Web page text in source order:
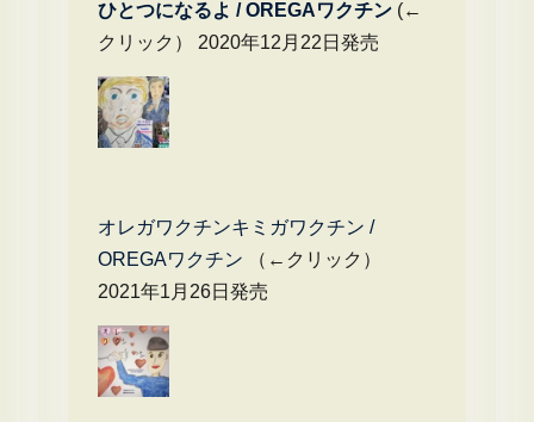
ひとつになるよ / OREGAワクチン(←
クリック） 2020年12月22日発売
オレガワクチンキミガワクチン /
OREGAワクチン （←クリック）
2021年1月26日発売